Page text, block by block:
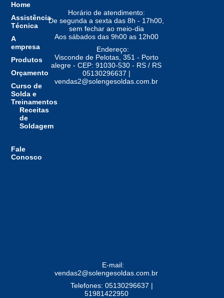
Home
Assistência
Técnica
A
empresa
Produtos
Orçamento
Curso de
Solda e
Treinamentos
Receitas
de
Soldagem
Fale
Conosco
Horário de atendimento:
De segunda a sexta das 8h - 17h00,
sem fechar ao meio-dia
Aos sábados das 9h00 as 12h00
Endereço:
Visconde de Pelotas, 351 - Porto
alegre - CEP: 91030-530 - RS / RS
05130296637 |
vendas2@solengesoldas.com.br
E-mail:
vendas2@solengesoldas.com.br
Telefones: 05130296637 |
51981422950